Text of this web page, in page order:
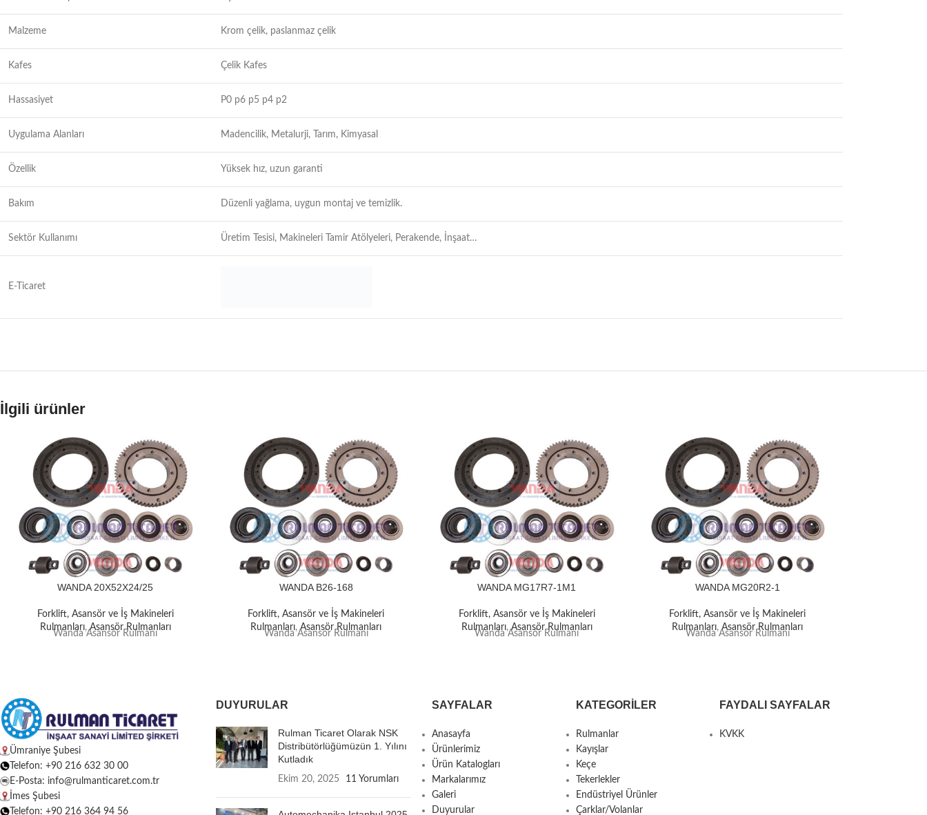
Malzeme Krom çelik, paslanmaz çelik
Kafes Çelik Kafes
Hassasiyet P0 p6 p5 p4 p2
Uygulama Alanları Madencilik, Metalurji, Tarım, Kimyasal
Özellik Yüksek hız, uzun garanti
Bakım Düzenli yağlama, uygun montaj ve temizlik.
Sektör Kullanımı Üretim Tesisi, Makineleri Tamir Atölyeleri, Perakende, İnşaat…
E-Ticaret
İlgili ürünler
WANDA 20X52X24/25
Forklift, Asansör ve İş Makineleri
Rulmanları,Asansör Rulmanları
Wanda Asansör Rulmanı
WANDA B26-168
Forklift, Asansör ve İş Makineleri
Rulmanları,Asansör Rulmanları
Wanda Asansör Rulmanı
WANDA MG17R7-1M1
Forklift, Asansör ve İş Makineleri
Rulmanları,Asansör Rulmanları
Wanda Asansör Rulmanı
WANDA MG20R2-1
Forklift, Asansör ve İş Makineleri
Rulmanları,Asansör Rulmanları
Wanda Asansör Rulmanı
Ümraniye Şubesi
Telefon: +90 216 632 30 00
E-Posta: info@rulmanticaret.com.tr
İmes Şubesi
Telefon: +90 216 364 94 56
DUYURULAR
Rulman Ticaret Olarak NSK
Distribütörlüğümüzün 1. Yılını
Kutladık
Ekim 20, 2025 11 Yorumları
SAYFALAR
Anasayfa
Ürünlerimiz
Ürün Katalogları
Markalarımız
Galeri
Duyurular
KATEGORILER
Rulmanlar
Kayışlar
Keçe
Tekerlekler
Endüstriyel Ürünler
Çarklar/Volanlar
FAYDALI SAYFALAR
KVKK